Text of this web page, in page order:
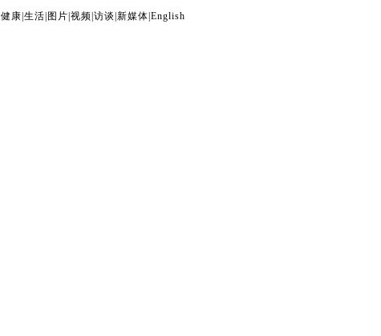
健康 生活 图片 视频 访谈 新媒体 English